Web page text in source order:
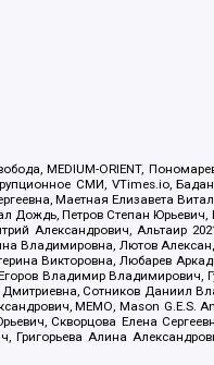
MEDIUM-ORIENT,
СМИ, VTimes.io,
Маетная Елизавета
Дождь, Петров Степан
Александрович, Альтаир
Владимировна, Лютов
Викторовна, Любарев
Владимир Владимирович,
Сотников Даниил
МЕМО, Mason G.E.S.
Скворцова Елена
Алина